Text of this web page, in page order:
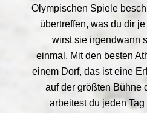
Olympischen Spiele
übertreffen, was du dir
wirst sie irgendwann
einmal. Mit den besten
einem Dorf, das ist eine
auf der größten Bühne
arbeitest du jeden